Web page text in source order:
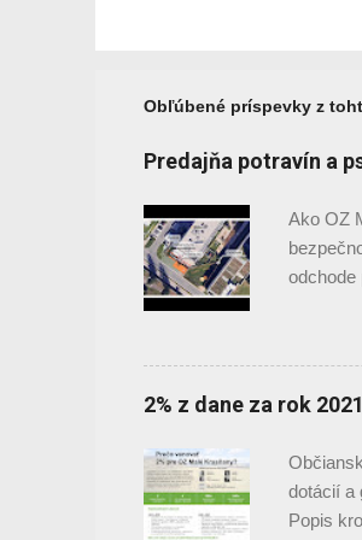
Obľúbené príspevky z
Predajňa potravín a
Ako OZ
odchode
malej
zároveň
non-
2% z dane za rok 2021
dotácií a
Popis